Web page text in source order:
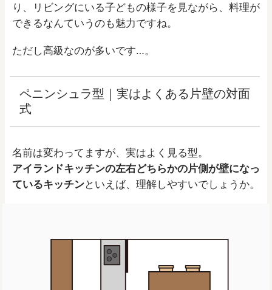
り、リビングにいる子どもの様子を見ながら、料理が
できるなんていうのも魅力ですね。
ただし高級なのが多いです…。
ペニンシュラ型｜実はよくある片壁の対面
式
名前は変わってますが、実はよく見る型。
アイランドキッチンの左右どちらかの片側が壁になっ
ているキッチンといえば、理解しやすいでしょうか。